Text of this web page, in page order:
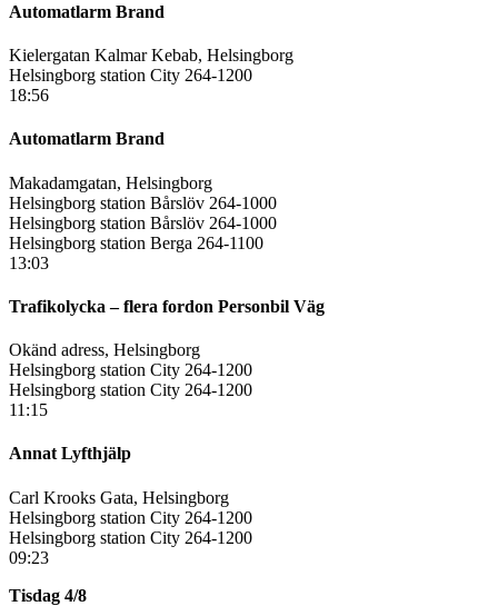
Automatlarm Brand
Kielergatan Kalmar Kebab, Helsingborg
Helsingborg station City 264-1200
18:56
Automatlarm Brand
Makadamgatan, Helsingborg
Helsingborg station Bårslöv 264-1000
Helsingborg station Bårslöv 264-1000
Helsingborg station Berga 264-1100
13:03
Trafikolycka – flera fordon Personbil Väg
Okänd adress, Helsingborg
Helsingborg station City 264-1200
Helsingborg station City 264-1200
11:15
Annat Lyfthjälp
Carl Krooks Gata, Helsingborg
Helsingborg station City 264-1200
Helsingborg station City 264-1200
09:23
Tisdag 4/8